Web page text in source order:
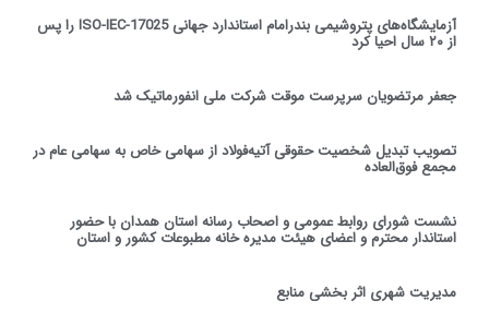
آزمایشگاه‌های پتروشیمی بندرامام استاندارد جهانی ISO-IEC-17025 را پس
از ۲۰ سال احیا کرد
جعفر مرتضویان سرپرست موقت شرکت ملی انفورماتیک شد
تصویب تبدیل شخصیت حقوقی آتیه‌فولاد از سهامی خاص به سهامی عام در
مجمع فوق‌العاده
نشست شورای روابط عمومی و اصحاب رسانه استان همدان با حضور
استاندار محترم و اعضای هیئت مدیره خانه مطبوعات کشور و استان
مدیریت شهری اثر بخشی منابع